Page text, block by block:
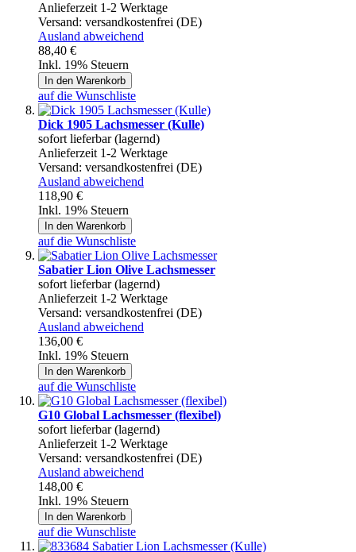
Anlieferzeit 1-2 Werktage
Versand: versandkostenfrei (DE)
Ausland abweichend
88,40 €
Inkl. 19% Steuern
In den Warenkorb
auf die Wunschliste
Dick 1905 Lachsmesser (Kulle)
sofort lieferbar (lagernd)
Anlieferzeit 1-2 Werktage
Versand: versandkostenfrei (DE)
Ausland abweichend
118,90 €
Inkl. 19% Steuern
In den Warenkorb
auf die Wunschliste
Sabatier Lion Olive Lachsmesser
sofort lieferbar (lagernd)
Anlieferzeit 1-2 Werktage
Versand: versandkostenfrei (DE)
Ausland abweichend
136,00 €
Inkl. 19% Steuern
In den Warenkorb
auf die Wunschliste
G10 Global Lachsmesser (flexibel)
sofort lieferbar (lagernd)
Anlieferzeit 1-2 Werktage
Versand: versandkostenfrei (DE)
Ausland abweichend
148,00 €
Inkl. 19% Steuern
In den Warenkorb
auf die Wunschliste